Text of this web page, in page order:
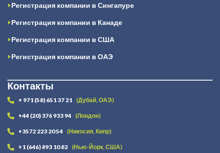
Регистрация компании в Сингапуре
Регистрация компании в Канаде
Регистрация компании в США
Регистрация компании в ОАЭ
Контакты
+ 971 (58) 651 37 21 (Дубай, ОАЭ)
+44 (20) 376 933 94 (Лондон)
+3572 223 20 54 (Никосия, Кипр)
+1 (646) 893 10 82 (Нью-Йорк, США)